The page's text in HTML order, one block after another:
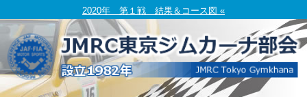
2020年 第１戦 結果＆コース図 «